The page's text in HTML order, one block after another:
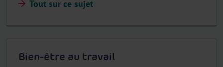
Tout sur ce sujet
Bien-être au travail